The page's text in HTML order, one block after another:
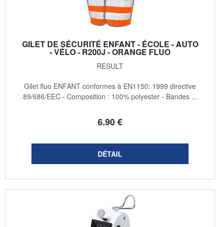
GILET DE SÉCURITÉ ENFANT - ÉCOLE - AUTO
- VÉLO - R200J - ORANGE FLUO
RESULT
6.90€
Gilet fluo ENFANT conformes à EN1150: 1999 directive
89/686/EEC - Composition : 100% polyester - Bandes ...